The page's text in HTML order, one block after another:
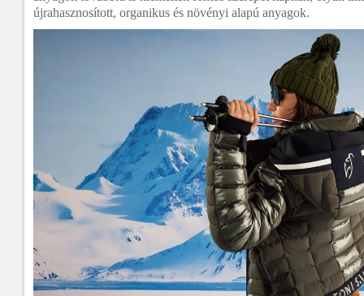
újrahasznosított, organikus és növényi alapú anyagok.